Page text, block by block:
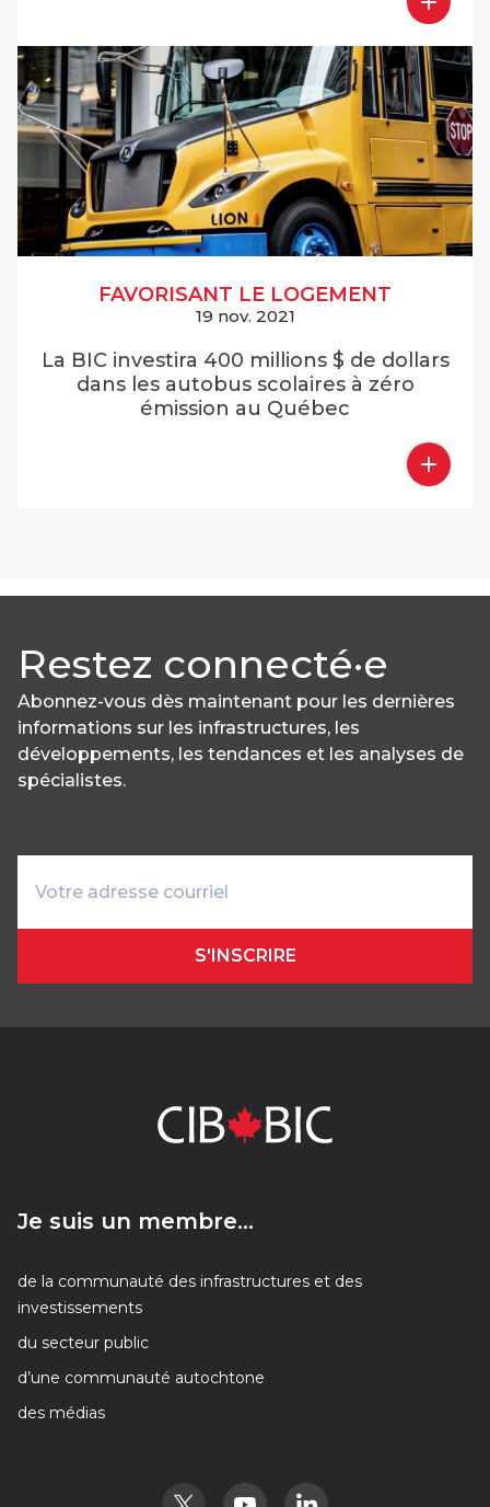
FAVORISANT LE LOGEMENT
19 nov. 2021
La BIC investira 400 millions $ de dollars
dans les autobus scolaires à zéro
émission au Québec
Restez connecté·e
Abonnez-vous dès maintenant pour les dernières
informations sur les infrastructures, les
développements, les tendances et les analyses de
spécialistes.
S'INSCRIRE
Je suis un membre...
Je suis un membre...
de la communauté des infrastructures et des
investissements
du secteur public
d’une communauté autochtone
des médias